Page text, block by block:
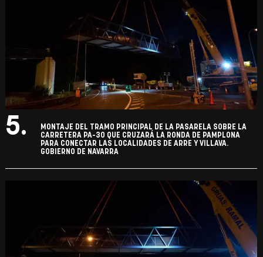
5.
MONTAJE DEL TRAMO PRINCIPAL DE LA PASARELA SOBRE LA
CARRETERA PA-30 QUE CRUZARÁ LA RONDA DE PAMPLONA
PARA CONECTAR LAS LOCALIDADES DE ARRE Y VILLAVA.
GOBIERNO DE NAVARRA